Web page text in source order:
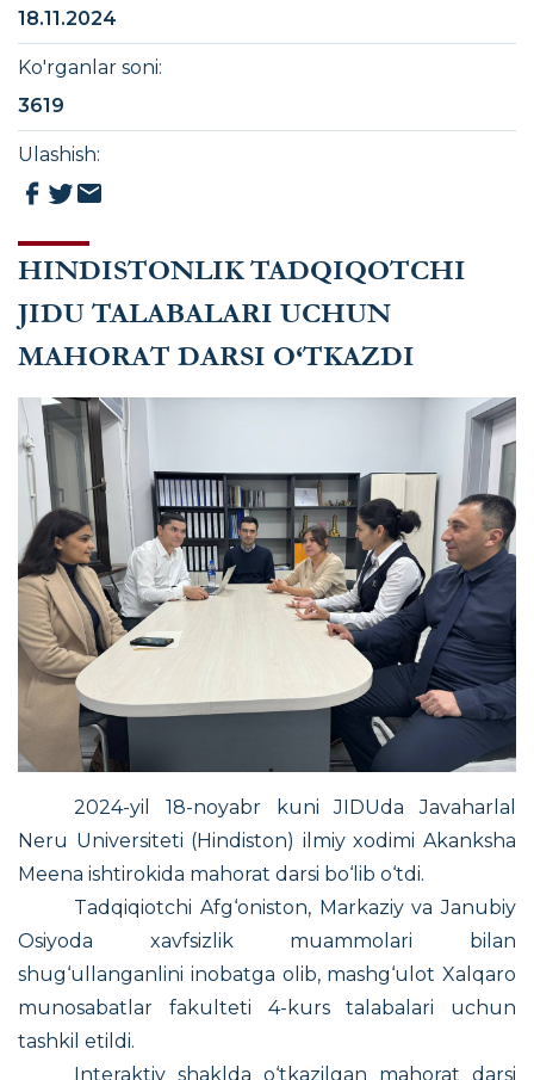
HINDISTONLIK TADQIQOTCHI
JIDU TALABALARI UCHUN
MAHORAT DARSI O‘TKAZDI
2024-yil 18-noyabr kuni JIDUda Javа harlal
Neru Universiteti (Hindiston) ilmiy xodimi Akanksha
Meena ishtirokida mahorat darsi bo‘lib o‘tdi.
Tadqiqiotchi Afg‘oniston, Markaziy va Janubiy
Osiyoda xavfsizlik muammolari bilan
shug‘ullanganlini inobatga olib, mashg‘ulot Xalqaro
munosabatlar fakulteti 4-kurs talabalari uchun
tashkil etildi.
Interaktiv shaklda o‘tkazilgan mahorat darsi
18.11.2024
Ko'rganlar soni:
3619
Ulashish: